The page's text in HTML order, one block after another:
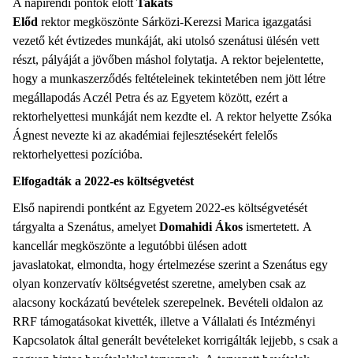
Előd rektor megköszönte Sárközi-Kerezsi Marica igazgatási
vezető két évtizedes munkáját, aki utolsó szenátusi ülésén vett
részt, pályáját a jövőben máshol folytatja. A rektor bejelentette,
hogy a munkaszerződés feltételeinek tekintetében nem jött létre
megállapodás Aczél Petra és az Egyetem között, ezért a
rektorhelyettesi munkáját nem kezdte el. A rektor helyette Zsóka
Ágnest nevezte ki az akadémiai fejlesztésekért felelős
rektorhelyettesi pozícióba.
Elfogadták a 2022-es költségvetést
Első napirendi pontként az Egyetem 2022-es költségvetését
tárgyalta a Szenátus, amelyet Domahidi Ákos ismertetett. A
kancellár megköszönte a legutóbbi ülésen adott
javaslatokat, elmondta, hogy értelmezése szerint a Szenátus egy
olyan konzervatív költségvetést szeretne, amelyben csak az
alacsony kockázatú bevételek szerepelnek. Bevételi oldalon az
RRF támogatásokat kivették, illetve a Vállalati és Intézményi
Kapcsolatok által generált bevételeket korrigálták lejjebb, s csak a